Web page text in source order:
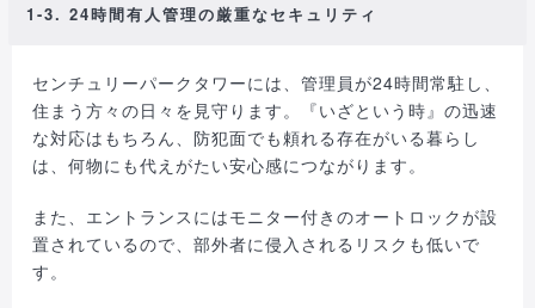
1-3. 24時間有人管理の厳重なセキュリティ
センチュリーパークタワーには、管理員が24時間常駐し、
住まう方々の日々を見守ります。『いざという時』の迅速
な対応はもちろん、防犯面でも頼れる存在がいる暮らし
は、何物にも代えがたい安心感につながります。
また、エントランスにはモニター付きのオートロックが設
置されているので、部外者に侵入されるリスクも低いで
す。